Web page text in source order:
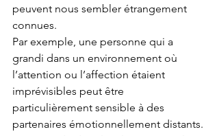
peuvent nous sembler étrangement
connues.
Par exemple, une personne qui a
grandi dans un environnement où
l’attention ou l’affection étaient
imprévisibles peut être
particulièrement sensible à des
partenaires émotionnellement distants.